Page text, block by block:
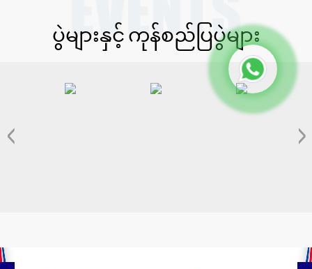
ပွဲများနှင့် ကုန်စည်ပြပွဲများ